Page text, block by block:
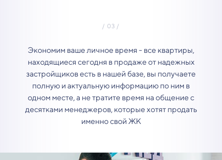
Экономим ваше личное время - все квартиры,
находящиеся сегодня в продаже от надежных
застройщиков есть в нашей базе, вы получаете
полную и актуальную информацию по ним в
одном месте, а не тратите время на общение с
десятками менеджеров, которые хотят продать
именно свой ЖК